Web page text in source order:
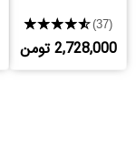
★★★★★(37)
2,728,000 تومن